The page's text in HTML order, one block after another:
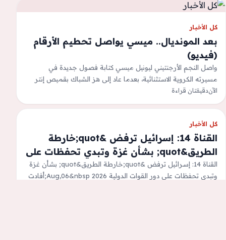
كل الأخبار
بعد المونديال.. ميسي يواصل تحطيم الأرقام
(فيديو)
واصل النجم الأرجنتيني ليونيل ميسي كتابة فصول جديدة في
مسيرته الكروية الاستثنائية، بعدما عاد إلى هز الشباك بقميص إنتر
ميامي عقب نهاية…
الآندقيقتان قراءة
كل الأخبار
القناة 14: إسرائيل ترفض &quot;خارطة
الطريق&quot; بشأن غزة وتبدي تحفظات على
دور القوات الدولية
القناة 14: إسرائيل ترفض &quot;خارطة الطريق&quot; بشأن غزة
وتبدي تحفظات على دور القوات الدولية 2026 Aug,06&nbsp;أفادت